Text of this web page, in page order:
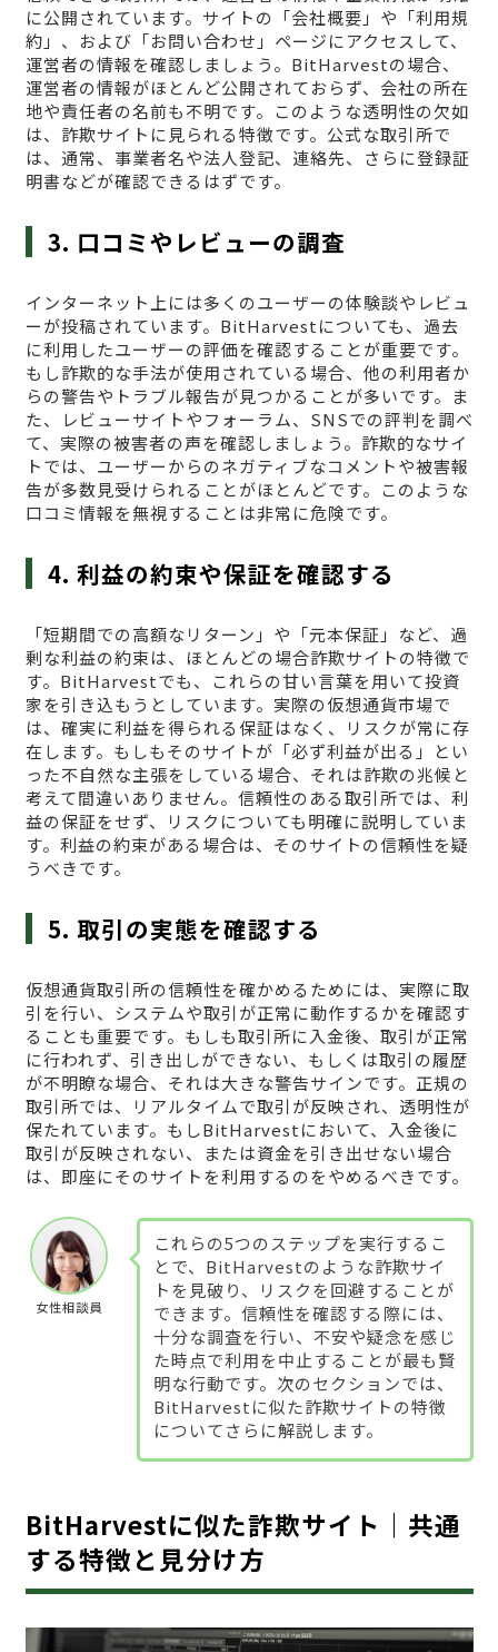
に公開されています。サイトの「会社概要」や「利用規
約」、および「お問い合わせ」ページにアクセスして、
運営者の情報を確認しましょう。BitHarvestの場合、
運営者の情報がほとんど公開されておらず、会社の所在
地や責任者の名前も不明です。このような透明性の欠如
は、詐欺サイトに見られる特徴です。公式な取引所で
は、通常、事業者名や法人登記、連絡先、さらに登録証
明書などが確認できるはずです。
3. 口コミやレビューの調査
インターネット上には多くのユーザーの体験談やレビュ
ーが投稿されています。BitHarvestについても、過去
に利用したユーザーの評価を確認することが重要です。
もし詐欺的な手法が使用されている場合、他の利用者か
らの警告やトラブル報告が見つかることが多いです。ま
た、レビューサイトやフォーラム、SNSでの評判を調べ
て、実際の被害者の声を確認しましょう。詐欺的なサイ
トでは、ユーザーからのネガティブなコメントや被害報
告が多数見受けられることがほとんどです。このような
口コミ情報を無視することは非常に危険です。
4. 利益の約束や保証を確認する
「短期間での高額なリターン」や「元本保証」など、過
剰な利益の約束は、ほとんどの場合詐欺サイトの特徴で
す。BitHarvestでも、これらの甘い言葉を用いて投資
家を引き込もうとしています。実際の仮想通貨市場で
は、確実に利益を得られる保証はなく、リスクが常に存
在します。もしもそのサイトが「必ず利益が出る」とい
った不自然な主張をしている場合、それは詐欺の兆候と
考えて間違いありません。信頼性のある取引所では、利
益の保証をせず、リスクについても明確に説明していま
す。利益の約束がある場合は、そのサイトの信頼性を疑
うべきです。
5. 取引の実態を確認する
仮想通貨取引所の信頼性を確かめるためには、実際に取
引を行い、システムや取引が正常に動作するかを確認す
ることも重要です。もしも取引所に入金後、取引が正常
に行われず、引き出しができない、もしくは取引の履歴
が不明瞭な場合、それは大きな警告サインです。正規の
取引所では、リアルタイムで取引が反映され、透明性が
保たれています。もしBitHarvestにおいて、入金後に
取引が反映されない、または資金を引き出せない場合
は、即座にそのサイトを利用するのをやめるべきです。
女性相談員
これらの5つのステップを実行するこ
とで、BitHarvestのような詐欺サイ
トを見破り、リスクを回避することが
できます。信頼性を確認する際には、
十分な調査を行い、不安や疑念を感じ
た時点で利用を中止することが最も賢
明な行動です。次のセクションでは、
BitHarvestに似た詐欺サイトの特徴
についてさらに解説します。
BitHarvestに似た詐欺サイト｜共通
する特徴と見分け方